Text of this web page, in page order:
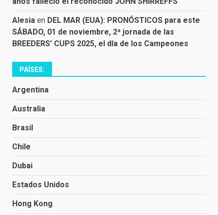
Alesia en DEL MAR (EUA): PRONÓSTICOS para este
SÁBADO, 01 de noviembre, 2ª jornada de las
BREEDERS’ CUPS 2025, el día de los Campeones
PAÍSES:
Argentina
Australia
Brasil
Chile
Dubai
Estados Unidos
Hong Kong